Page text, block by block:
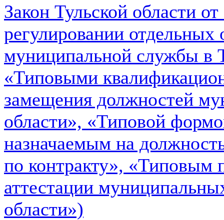
Закон Тульской области
регулировании
муниципальной службы в
«Типовыми
замещения должностей
области», «Типовой
назначаемым на
по контракту», «Типовым
аттестации
области»)